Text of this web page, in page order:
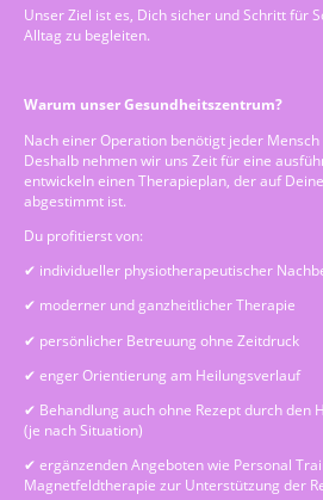
Unser Ziel ist es, Dich sicher und Schritt für
Alltag zu begleiten.
Warum unser Gesundheitszentrum?
Nach einer Operation benötigt jeder
Deshalb nehmen wir uns Zeit für eine
entwickeln einen Therapieplan, der auf
abgestimmt ist.
Du profitierst von:
✔ individueller physiotherapeutischer
✔ moderner und ganzheitlicher Therapie
✔ persönlicher Betreuung ohne Zeitdruck
✔ enger Orientierung am Heilungsverlauf
✔ Behandlung auch ohne Rezept durch den
(je nach Situation)
✔ ergänzenden Angeboten wie Personal
Magnetfeldtherapie zur Unterstützung der